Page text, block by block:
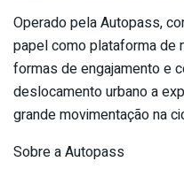
Operado pela Autopass,
papel como plataforma de
formas de engajamento e
deslocamento urbano a
grande movimentação na
Sobre a Autopass